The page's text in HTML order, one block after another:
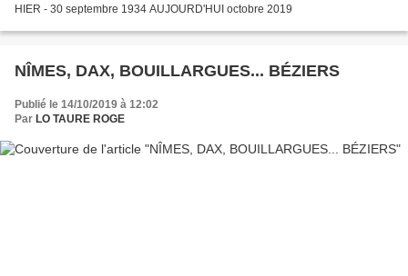
HIER - 30 septembre 1934 AUJOURD'HUI octobre 2019
NÎMES, DAX, BOUILLARGUES... BÉZIERS
Publié le 14/10/2019 à 12:02
Par LO TAURE ROGE